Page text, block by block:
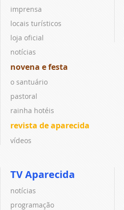
imprensa
locais turísticos
loja oficial
notícias
novena e festa
o santuário
pastoral
rainha hotéis
revista de aparecida
vídeos
TV Aparecida
notícias
programação